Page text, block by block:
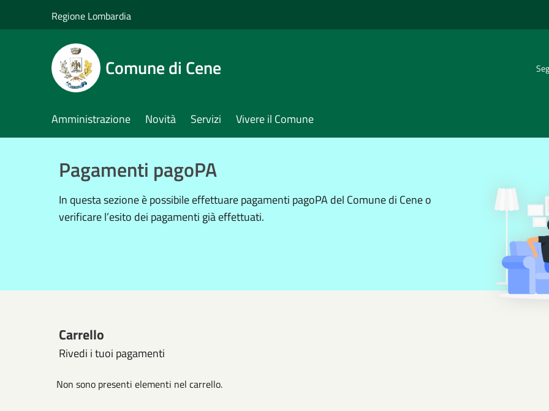
Regione Lombardia
Comune di Cene
Amministrazione Novità Servizi Vivere il Comune
Pagamenti pagoPA
In questa sezione è possibile effettuare pagamenti pagoPA del Comune di Cene o
verificare l’esito dei pagamenti già effettuati.
Carrello
Rivedi i tuoi pagamenti
Non sono presenti elementi nel carrello.